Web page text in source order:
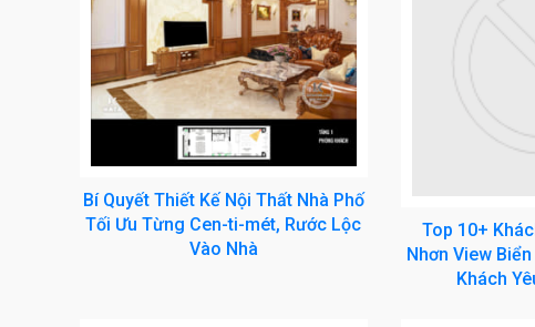
Bí Quyết Thiết Kế Nội Thất Nhà Phố
Tối Ưu Từng Cen-ti-mét, Rước Lộc
Vào Nhà
Top 10+
Nhơn View
Khách